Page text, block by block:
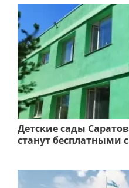
Детские сады
станут бесплатными с